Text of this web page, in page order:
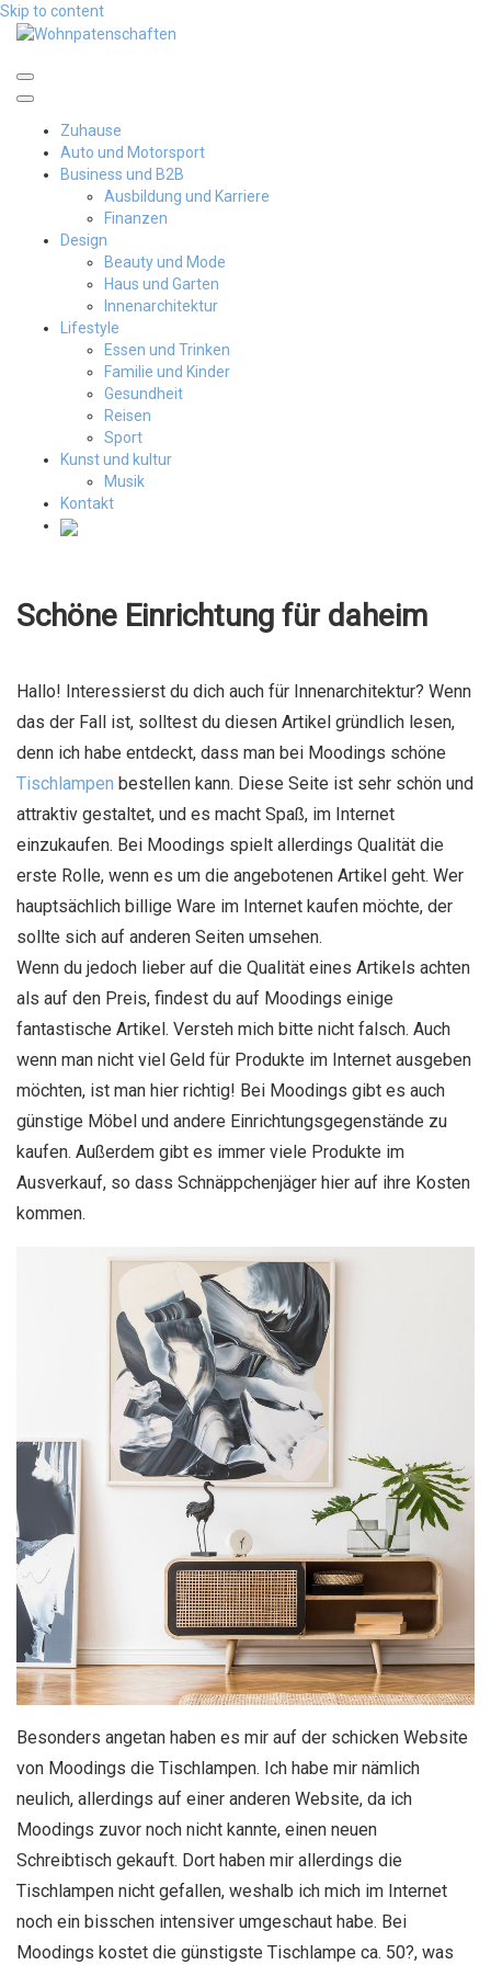
Skip to content
Wohnpatenschaften
Zuhause
Auto und Motorsport
Business und B2B
Ausbildung und Karriere
Finanzen
Design
Beauty und Mode
Haus und Garten
Innenarchitektur
Lifestyle
Essen und Trinken
Familie und Kinder
Gesundheit
Reisen
Sport
Kunst und kultur
Musik
Kontakt
Schöne Einrichtung für daheim
Hallo! Interessierst du dich auch für Innenarchitektur? Wenn
das der Fall ist, solltest du diesen Artikel gründlich lesen,
denn ich habe entdeckt, dass man bei Moodings schöne
Tischlampen bestellen kann. Diese Seite ist sehr schön und
attraktiv gestaltet, und es macht Spaß, im Internet
einzukaufen. Bei Moodings spielt allerdings Qualität die
erste Rolle, wenn es um die angebotenen Artikel geht. Wer
hauptsächlich billige Ware im Internet kaufen möchte, der
sollte sich auf anderen Seiten umsehen.
Wenn du jedoch lieber auf die Qualität eines Artikels achten
als auf den Preis, findest du auf Moodings einige
fantastische Artikel. Versteh mich bitte nicht falsch. Auch
wenn man nicht viel Geld für Produkte im Internet ausgeben
möchten, ist man hier richtig! Bei Moodings gibt es auch
günstige Möbel und andere Einrichtungsgegenstände zu
kaufen. Außerdem gibt es immer viele Produkte im
Ausverkauf, so dass Schnäppchenjäger hier auf ihre Kosten
kommen.
Besonders angetan haben es mir auf der schicken Website
von Moodings die Tischlampen. Ich habe mir nämlich
neulich, allerdings auf einer anderen Website, da ich
Moodings zuvor noch nicht kannte, einen neuen
Schreibtisch gekauft. Dort haben mir allerdings die
Tischlampen nicht gefallen, weshalb ich mich im Internet
noch ein bisschen intensiver umgeschaut habe. Bei
Moodings kostet die günstigste Tischlampe ca. 50?, was